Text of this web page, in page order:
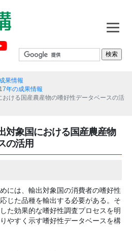
成果情報
年の成果情報
ける国産農産物の嗜好性データベースの活
対象国における国産農産物
の活用
には、輸出対象国の消費者の嗜好性
じた品種を輸出する必要がある。そ
た効果的な嗜好性調査プロセスを明
やすく示す嗜好性データベースを構